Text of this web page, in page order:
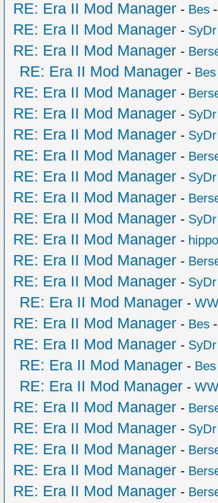
RE: Era II Mod Manager - Bes
RE: Era II Mod Manager - SyDr
RE: Era II Mod Manager -
RE: Era II Mod Manager - Bes
RE: Era II Mod Manager -
RE: Era II Mod Manager - SyDr
RE: Era II Mod Manager - SyDr
RE: Era II Mod Manager -
RE: Era II Mod Manager - SyDr
RE: Era II Mod Manager -
RE: Era II Mod Manager - SyDr
RE: Era II Mod Manager -
RE: Era II Mod Manager -
RE: Era II Mod Manager - SyDr
RE: Era II Mod Manager -
RE: Era II Mod Manager - Bes
RE: Era II Mod Manager - SyDr
RE: Era II Mod Manager - Bes
RE: Era II Mod Manager -
RE: Era II Mod Manager -
RE: Era II Mod Manager - SyDr
RE: Era II Mod Manager -
RE: Era II Mod Manager -
RE: Era II Mod Manager -